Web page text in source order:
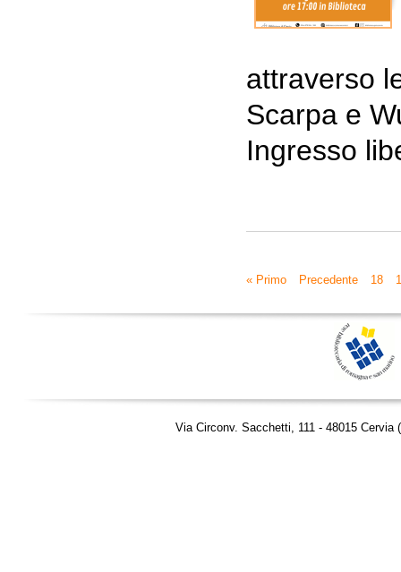
attraverso
Scarpa e
Ingresso
« Primo Precedente 18
Via Circonv. Sacchetti, 111 - 48015